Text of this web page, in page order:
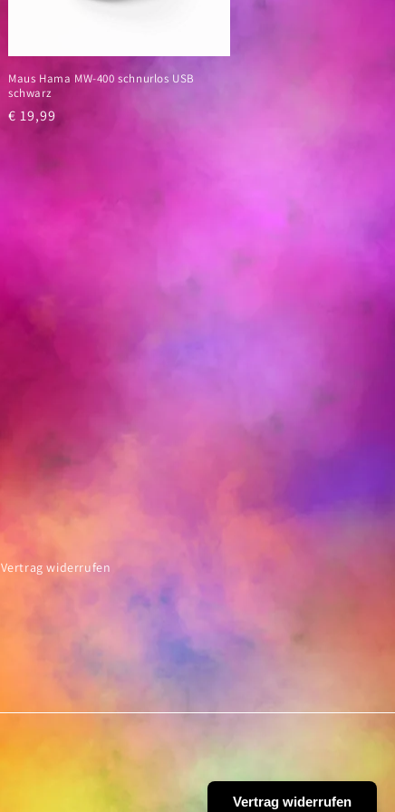
Maus Hama MW-400 schnurlos USB
schwarz
Normaler
€ 19,99
Vertrag widerrufen
Vertrag widerrufen